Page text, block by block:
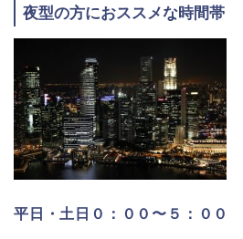
夜型の方におススメな時間帯
平日・土日０：００〜５：００